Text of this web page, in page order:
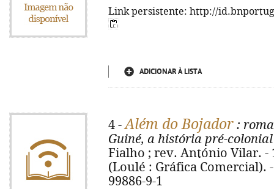
Link persistente: http://
ADICIONAR À LISTA
4 -Além do Bojador :
Guiné, a história pré-
Fialho ; rev. António Vilar. -
(Loulé : Gráfica Comercial).
99886-9-1